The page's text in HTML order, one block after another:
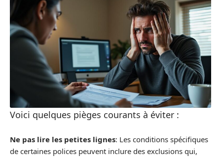
Voici quelques pièges courants à éviter :
Ne pas lire les petites lignes: Les conditions spécifiques
de certaines polices peuvent inclure des exclusions qui,